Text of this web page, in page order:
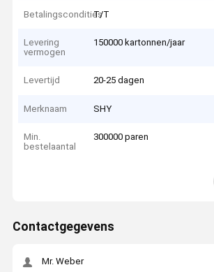
Betalingscondities
T/T
Levering
vermogen
150000 kartonnen/jaar
Levertijd 20-25 dagen
Merknaam SHY
Min.
bestelaantal
300000 paren
Contactgegevens
Mr. Weber